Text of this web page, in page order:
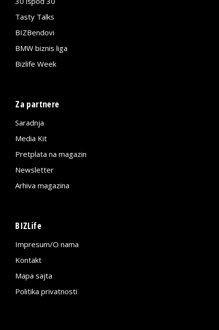
Tasty Talks
BIZBendovi
BMW biznis liga
Bizlife Week
Za partnere
Saradnja
Media Kit
Pretplata na magazin
Newsletter
Arhiva magazina
BIZLife
Impresum/O nama
Kontakt
Mapa sajta
Politika privatnosti